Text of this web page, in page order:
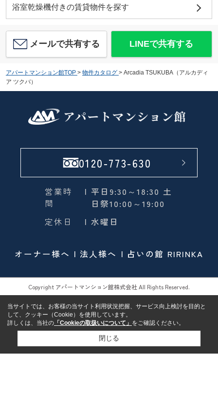
浴室乾燥機付きの賃貸物件を探す
メールで共有する LINEで共有する
アパートマンション館TOP > 物件カタログ > Arcadia TSUKUBA（アルカディ
ア ツクバ）
0120-773-630
営業時
間
| 平日9:30～18:30 土
日祭10:00～19:00
定休日
| 水曜日
オーナー様へ 法人様へ 占いの館 RIRINKA
Copyright アパートマンション館株式会社 All Rights Reserved.
当サイトでは、お客様の当サイト利用状況把握、サービス向上検討を目的と
して、クッキー（Cookie）を使用しています。
詳しくは、当社の 「Cookieの取扱いについて」 をご確認ください。
閉じる